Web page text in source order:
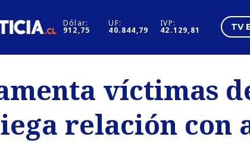
Dólar:
912,75
UF:
40.844,79
IVP:
42.129,81 TV
Internacional
Motores
Negocios
Pura Mujer
víctimas
relación con